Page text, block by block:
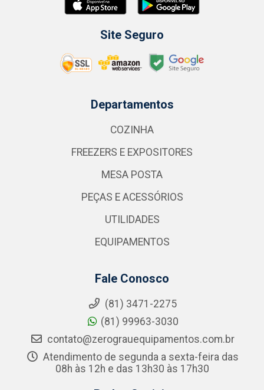
Site Seguro
Departamentos
COZINHA
FREEZERS E EXPOSITORES
MESA POSTA
PEÇAS E ACESSÓRIOS
UTILIDADES
EQUIPAMENTOS
Fale Conosco
(81) 3471-2275
(81) 99963-3030
contato@zerograuequipamentos.com.br
Atendimento de segunda a sexta-feira das
08h às 12h e das 13h30 às 17h30